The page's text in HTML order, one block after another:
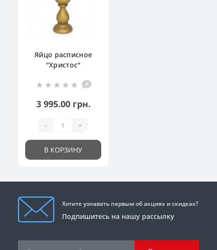
Яйцо расписное
"Христос"
0
3 995.00 грн.
- +
В КОРЗИНУ
Хотите узнавать первым об акциях и скидках?
Подпишитесь на нашу рассылку